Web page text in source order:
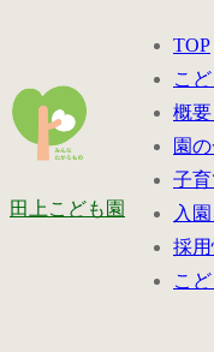
テ
ン
ュ
ー
る
田上こども園
TOP
こ
概
園
子
入
採
こ